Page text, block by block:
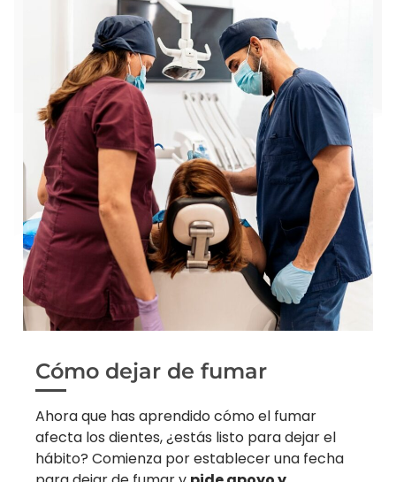
Cómo dejar de fumar
Ahora que has aprendido cómo el fumar
afecta los dientes, ¿estás listo para dejar el
hábito? Comienza por establecer una fecha